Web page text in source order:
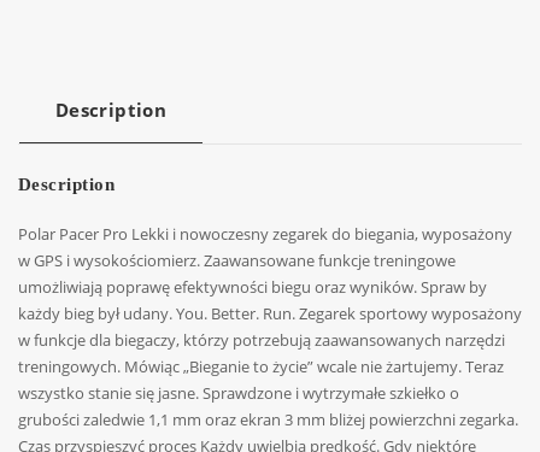
Description
Description
Polar Pacer Pro Lekki i nowoczesny zegarek do biegania, wyposażony
w GPS i wysokościomierz. Zaawansowane funkcje treningowe
umożliwiają poprawę efektywności biegu oraz wyników. Spraw by
każdy bieg był udany. You. Better. Run. Zegarek sportowy wyposażony
w funkcje dla biegaczy, którzy potrzebują zaawansowanych narzędzi
treningowych. Mówiąc „Bieganie to życie” wcale nie żartujemy. Teraz
wszystko stanie się jasne. Sprawdzone i wytrzymałe szkiełko o
grubości zaledwie 1,1 mm oraz ekran 3 mm bliżej powierzchni zegarka.
Czas przyspieszyć proces Każdy uwielbia prędkość. Gdy niektóre